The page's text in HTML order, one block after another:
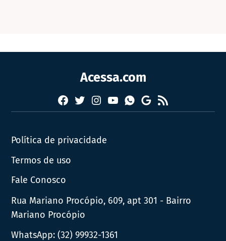
Acessa.com
Facebook
TwitterInstagram
YouTubeWhatsapp
Google
News
RSS
Política de privacidade
Termos de uso
Fale Conosco
Rua Mariano Procópio, 609, apt 301 - Bairro
Mariano Procópio
WhatsApp:(32) 99932-1361